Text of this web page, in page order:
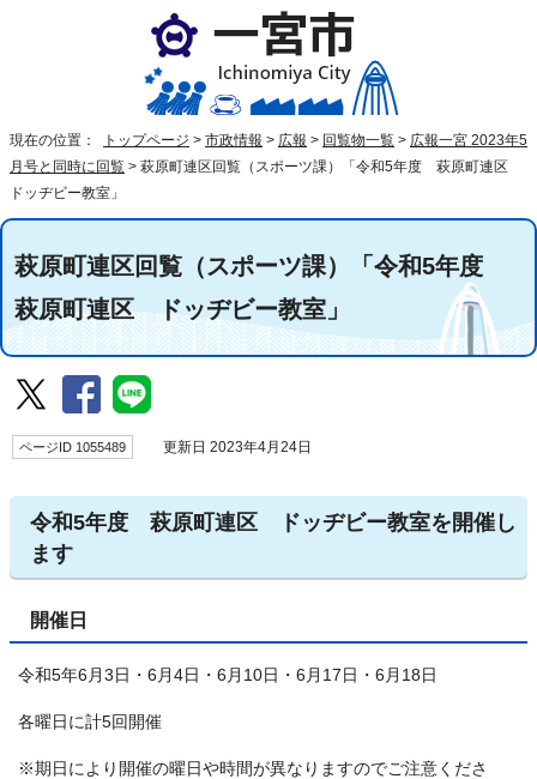
現在の位置： トップページ > 市政情報 > 広報 > 回覧物一覧 > 広報一宮 2023年5
月号と同時に回覧 > 萩原町連区回覧（スポーツ課）「令和5年度 萩原町連区
ドッヂビー教室」
萩原町連区回覧（スポーツ課）「令和5年度
萩原町連区 ドッヂビー教室」
ページID 1055489 更新日 2023年4月24日
令和5年度 萩原町連区 ドッヂビー教室を開催し
ます
開催日
令和5年6月3日・6月4日・6月10日・6月17日・6月18日
各曜日に計5回開催
※期日により開催の曜日や時間が異なりますのでご注意くださ